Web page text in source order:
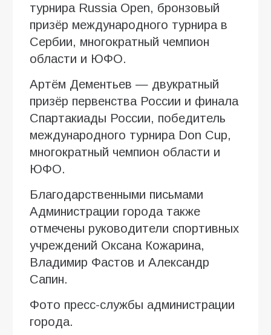
турнира Russia Open, бронзовый
призёр международного турнира в
Сербии, многократный чемпион
области и ЮФО.
Артём Дементьев — двукратный
призёр первенства России и финала
Спартакиады России, победитель
международного турнира Don Cup,
многократный чемпион области и
ЮФО.
Благодарственными письмами
Администрации города также
отмечены руководители спортивных
учреждений Оксана Кожарина,
Владимир Фастов и Александр
Сапин.
Фото пресс-службы администрации
города.